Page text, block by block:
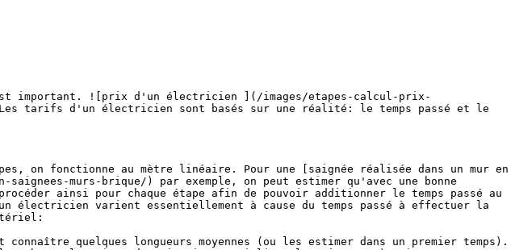
important. ![prix d'un électricien ](/images/etapes-calcul-prix-
tarifs d'un électricien sont basés sur une réalité: le temps passé et le
on fonctionne au mètre linéaire. Pour une [saignée réalisée dans un mur en
murs-brique/) par exemple, on peut estimer qu'avec une bonne
ainsi pour chaque étape afin de pouvoir additionner le temps passé au
électricien varient essentiellement à cause du temps passé à effectuer la
quelques longueurs moyennes (ou les estimer dans un premier temps).